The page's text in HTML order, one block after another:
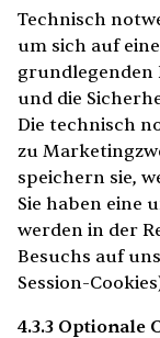
Technisch
um sich auf
und die
Die technisch
zu
speichern sie,
Sie haben eine
werden in der
Besuchs auf
Session-
4.3.3 Optionale